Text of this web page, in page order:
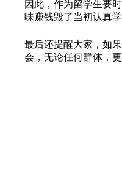
因此，作为留学生要
味赚钱毁了当初认真
最后还提醒大家，如
会，无论任何群体，